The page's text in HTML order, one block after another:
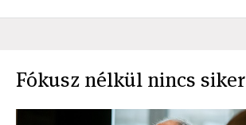
Fókusz nélkül nincs siker